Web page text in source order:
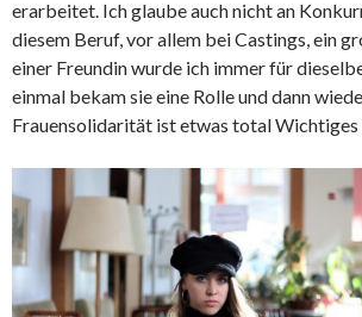
erarbeitet. Ich glaube auch nicht an
diesem Beruf, vor allem bei Castings, ein
einer Freundin wurde ich immer für
einmal bekam sie eine Rolle und dann
Frauensolidarität ist etwas total Wichtiges